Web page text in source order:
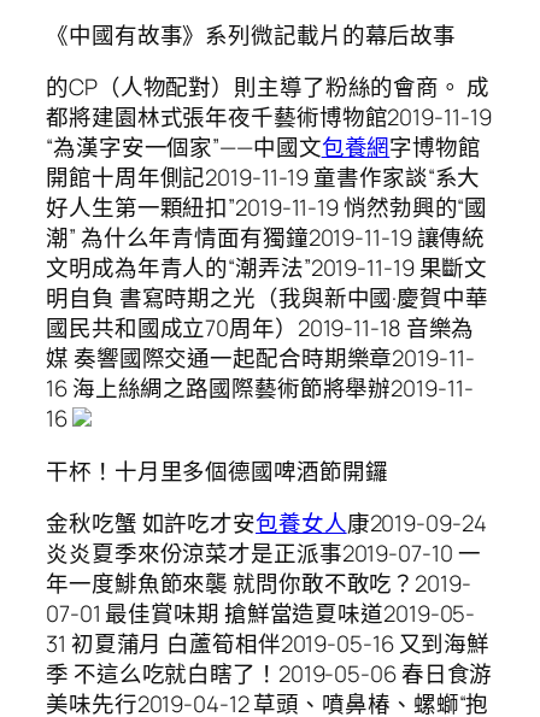
《中國有故事》系列微記載片的幕后故事
的CP（人物配對）則主導了粉絲的會商。 成
都將建園林式張年夜千藝術博物館2019-11-19
“為漢字安一個家”——中國文包養網字博物館
開館十周年側記2019-11-19 童書作家談“系大
好人生第一顆紐扣”2019-11-19 悄然勃興的“國
潮” 為什么年青情面有獨鐘2019-11-19 讓傳統
文明成為年青人的“潮弄法”2019-11-19 果斷文
明自負 書寫時期之光（我與新中國·慶賀中華
國民共和國成立70周年）2019-11-18 音樂為
媒 奏響國際交通一起配合時期樂章2019-11-
16 海上絲綢之路國際藝術節將舉辦2019-11-
16
干杯！十月里多個德國啤酒節開鑼
金秋吃蟹 如許吃才安包養女人康2019-09-24
炎炎夏季來份涼菜才是正派事2019-07-10 一
年一度鯡魚節來襲 就問你敢不敢吃？2019-
07-01 最佳賞味期 搶鮮當造夏味道2019-05-
31 初夏蒲月 白蘆筍相伴2019-05-16 又到海鮮
季 不這么吃就白瞎了！2019-05-06 春日食游
美味先行2019-04-12 草頭、噴鼻椿、螺螄“抱